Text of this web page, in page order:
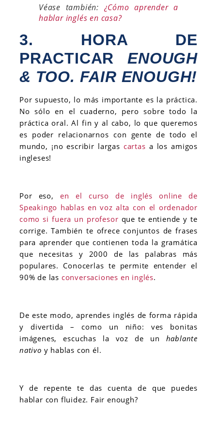
Véase también: ¿Cómo aprender a
hablar inglés en casa?
3. HORA DE
PRACTICARENOUGH
& TOO. FAIR ENOUGH!
Por supuesto, lo más importante es la práctica.
No sólo en el cuaderno, pero sobre todo la
práctica oral. Al fin y al cabo, lo que queremos
es poder relacionarnos con gente de todo el
mundo, ¡no escribir largas cartas a los amigos
ingleses!
Por eso,en el curso de inglés online de
Speakingo hablas en voz alta con el ordenador
como si fuera un profesor que te entiende y te
corrige. También te ofrece conjuntos de frases
para aprender que contienen toda la gramática
que necesitas y 2000 de las palabras más
populares. Conocerlas te permite entender el
90% de las conversaciones en inglés.
De este modo, aprendes inglés de forma rápida
y divertida – como un niño: ves bonitas
imágenes, escuchas la voz de un hablante
nativo y hablas con él.
Y de repente te das cuenta de que puedes
hablar con fluidez. Fair enough?